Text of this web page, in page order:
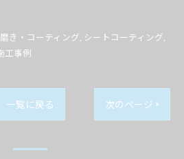
き・コーティング シートコーティング
工事例
一覧に戻る 次のページ >